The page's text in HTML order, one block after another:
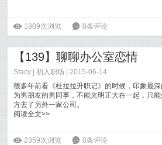
ė 1809次浏览 6 0条评论
【139】聊聊办公室恋情
Stacy |初入职场
| 2015-06-14
很多年前看《杜拉拉升职记》的时候，印象最
为男朋友的男同事，不能光明正大在一起，只
方去了另外一家公司。
阅读全文>>
ė 2359次浏览 6 0条评论